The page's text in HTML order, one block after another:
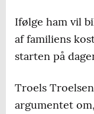
Ifølge ham vil
af familiens
starten på
Troels
argumentet